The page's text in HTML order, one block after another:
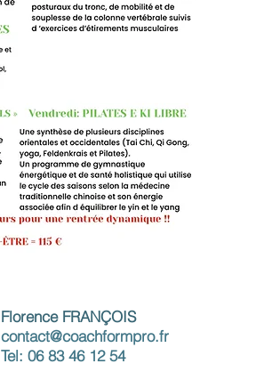
Florence FRANÇOIS
contact@coachformpro.fr
Tel: 06 83 46 12 54